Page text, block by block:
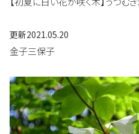
更新2021.05.20
金子三保子